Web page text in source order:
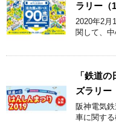
ラリー（
2020年2月
関して、
「鉄道
ズラリー
阪神電気
車に関す